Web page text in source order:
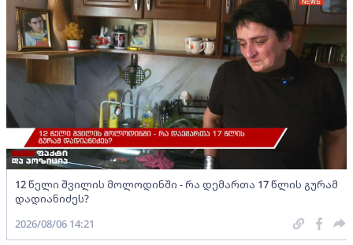
12 წელი შვილის მოლოდინში - რა დემართა 17 წლის გურამ
დადიანიძეს?
2026/08/06 14:21